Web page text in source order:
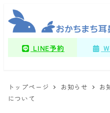
イ
ン
ン
LINE予約
トップページ お知らせ お
について